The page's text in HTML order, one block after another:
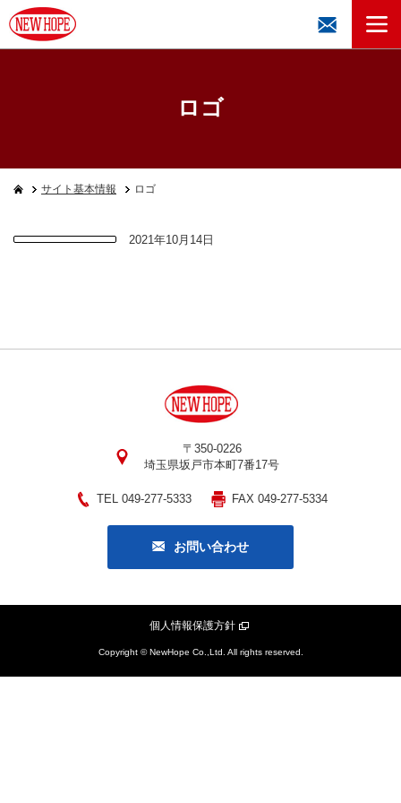
ロゴ
サイト基本情報 ロゴ
2021年10月14日
〒350-0226
埼玉県坂戸市本町7番17号
TEL 049-277-5333 FAX 049-277-5334
お問い合わせ
個人情報保護方針
Copyright © NewHope Co.,Ltd. All rights reserved.